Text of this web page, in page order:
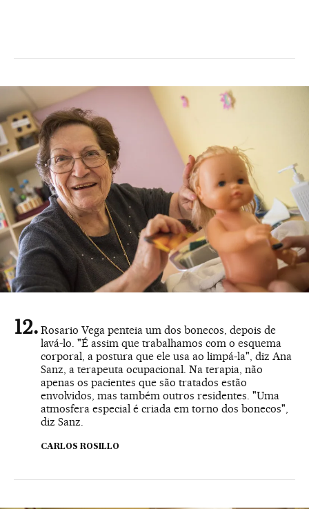
Rosario Vega penteia um dos bonecos, depois de
lavá-lo. "É assim que trabalhamos com o esquema
corporal, a postura que ele usa ao limpá-la", diz Ana
Sanz, a terapeuta ocupacional. Na terapia, não
apenas os pacientes que são tratados estão
envolvidos, mas também outros residentes. "Uma
atmosfera especial é criada em torno dos bonecos",
diz Sanz.
CARLOS ROSILLO